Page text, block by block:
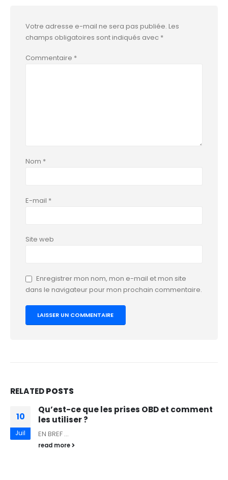
Votre adresse e-mail ne sera pas publiée. Les
champs obligatoires sont indiqués avec *
Commentaire *
Nom *
E-mail *
Site web
Enregistrer mon nom, mon e-mail et mon site
dans le navigateur pour mon prochain commentaire.
RELATEDPOSTS
10
Juil
Qu’est-ce que les prises OBD et comment
les utiliser ?
EN BREF ...
read more